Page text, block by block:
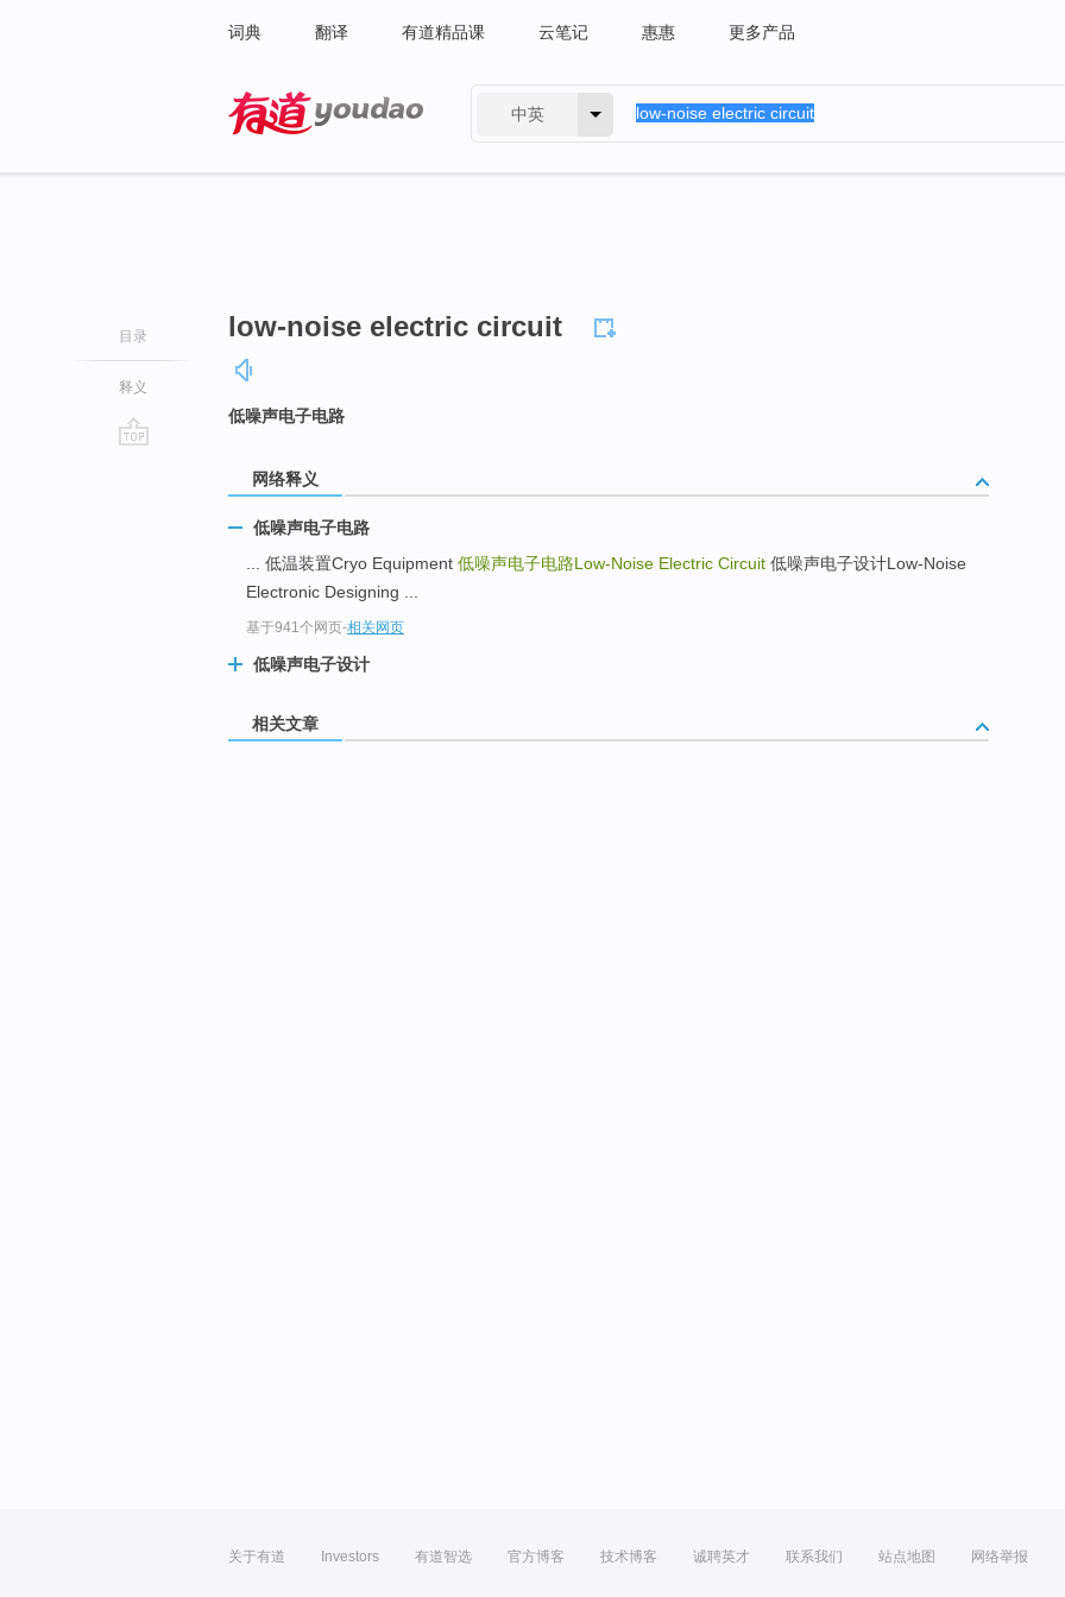
词典 翻译 有道精品课 云笔记 惠惠 更多产品
中英
目录
释义
low-noise electric circuit
低噪声电子电路
网络释义
低噪声电子电路
... 低温装置Cryo Equipment 低噪声电子电路Low-Noise Electric Circuit 低噪声电子设计Low-Noise
Electronic Designing ...
基于941个网页-相关网页
低噪声电子设计
相关文章
关于有道 Investors 有道智选 官方博客 技术博客 诚聘英才 联系我们 站点地图 网络举报